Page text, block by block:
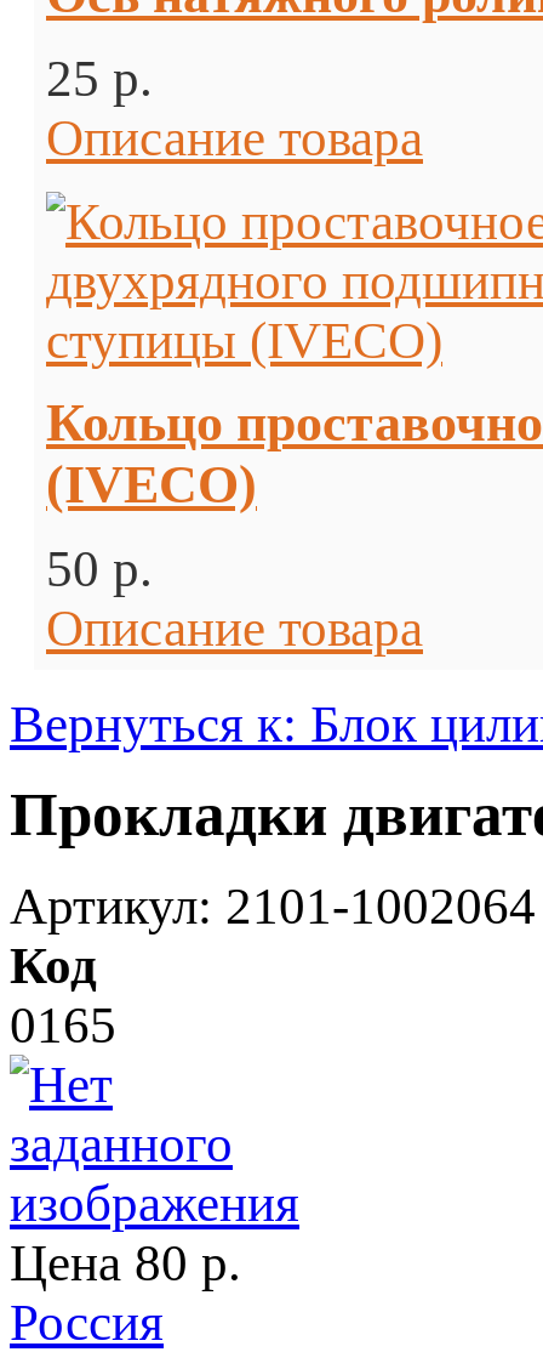
25 p.
Описание товара
Кольцо
(IVECO)
50 p.
Описание товара
Вернуться к: Блок
Прокладки
Артикул: 2101-1002064
Код
0165
Цена 80 p.
Россия